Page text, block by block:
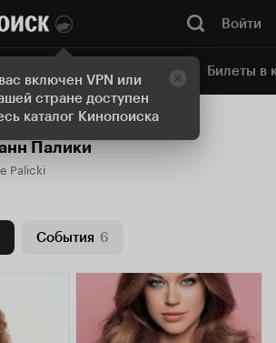
включен VPN или
стране доступен
каталог Кинопоиска
Войти
Онлайн-кинотеатр Билеты в
Палики
Palicki
События 6